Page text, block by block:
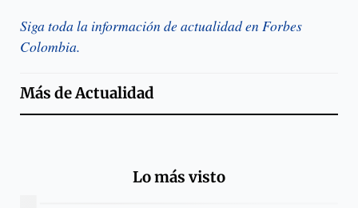
Siga toda la información de actualidad en Forbes
Colombia.
Más deActualidad
Lo más visto